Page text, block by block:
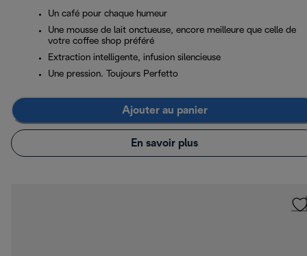
Un café pour chaque humeur
Une mousse de lait onctueuse, encore meilleure que celle de
votre coffee shop préféré
Extraction intelligente, infusion silencieuse
Une pression. Toujours Perfetto
Ajouter au panier
En savoir plus